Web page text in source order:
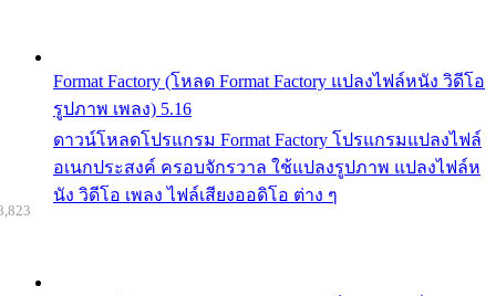
Format Factory (โหลด Format Factory แปลงไฟล์หนัง วิดีโอ
รูปภาพ เพลง) 5.16
ดาวน์โหลดโปรแกรม Format Factory โปรแกรมแปลงไฟล์
อเนกประสงค์ ครอบจักรวาล ใช้แปลงรูปภาพ แปลงไฟล์ห
นัง วิดีโอ เพลง ไฟล์เสียงออดิโอ ต่าง ๆ